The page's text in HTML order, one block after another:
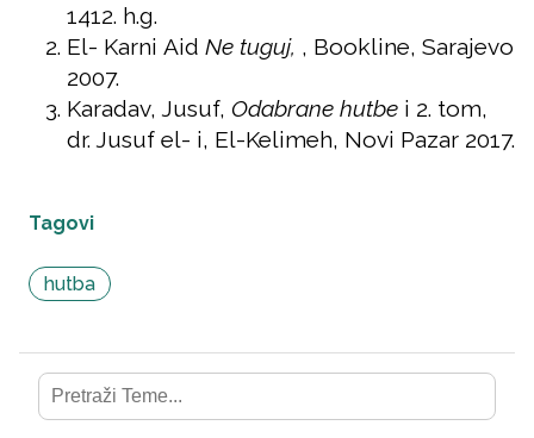
1412. h.g.
El- Karni Aid Ne tuguj, , Bookline, Sarajevo
2007.
Karadav, Jusuf, Odabrane hutbe i 2. tom,
dr. Jusuf el- i, El-Kelimeh, Novi Pazar 2017.
Tagovi
hutba